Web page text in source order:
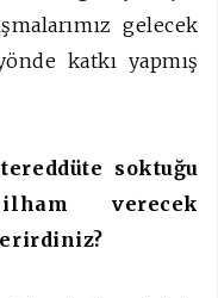
gelecek
katkı yapmış
soktuğu
verecek